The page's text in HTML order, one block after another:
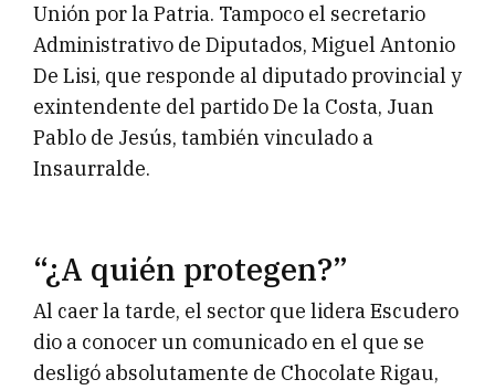
Unión por la Patria. Tampoco el secretario
Administrativo de Diputados, Miguel Antonio
De Lisi, que responde al diputado provincial y
exintendente del partido De la Costa, Juan
Pablo de Jesús, también vinculado a
Insaurralde.
“¿A quién protegen?”
Al caer la tarde, el sector que lidera Escudero
dio a conocer un comunicado en el que se
desligó absolutamente de Chocolate Rigau,